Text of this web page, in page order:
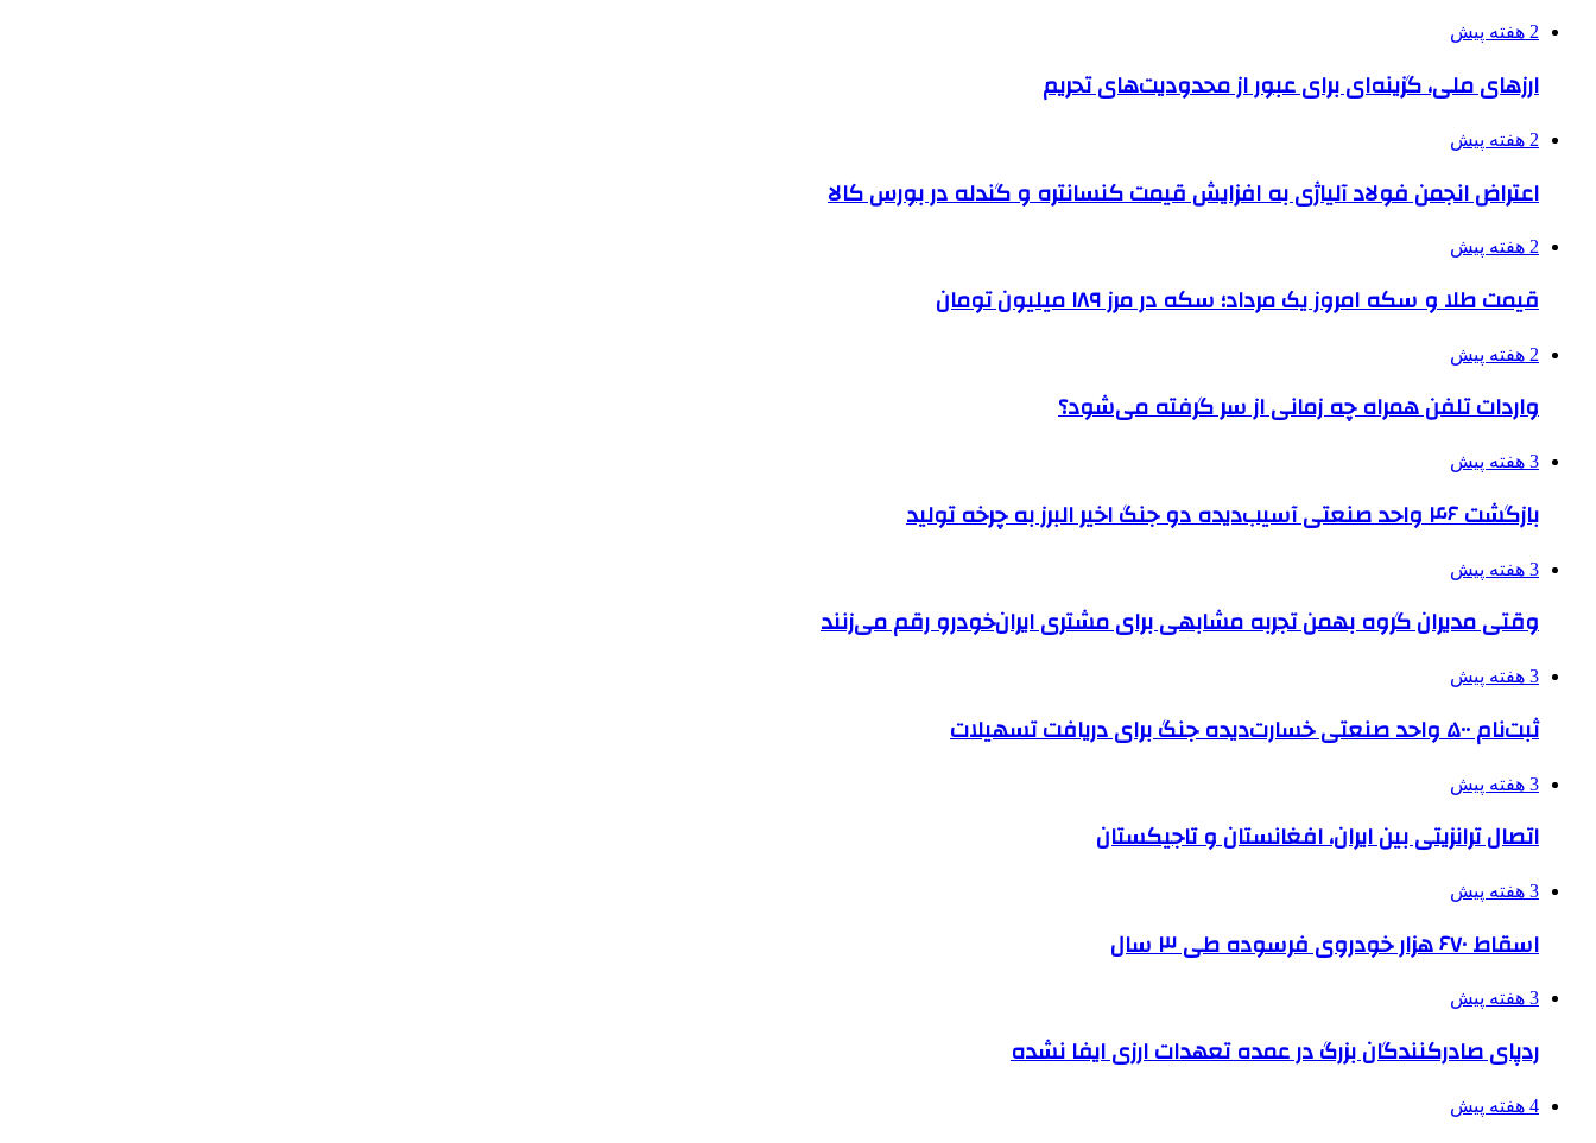
2 هفته پیش
ارزهای ملی، گزینه‌ای برای عبور از محدودیت‌های تحریم
2 هفته پیش
اعتراض انجمن فولاد آلیاژی به افزایش قیمت کنسانتره و گندله در بورس کالا
2 هفته پیش
قیمت طلا و سکه امروز یک مرداد؛ سکه در مرز ۱۸۹ میلیون تومان
2 هفته پیش
واردات تلفن همراه چه زمانی از سر گرفته می‌شود؟
3 هفته پیش
بازگشت ۴۶ واحد صنعتی آسیب‌دیده دو جنگ اخیر البرز به چرخه تولید
3 هفته پیش
وقتی مدیران گروه بهمن تجربه مشابهی برای مشتری ایران‌خودرو رقم می‌زنند
3 هفته پیش
ثبت‌نام ۵۰۰ واحد صنعتی خسارت‌دیده جنگ برای دریافت تسهیلات
3 هفته پیش
اتصال ترانزیتی بین ایران، افغانستان و تاجیکستان
3 هفته پیش
اسقاط ۶۷۰ هزار خودروی فرسوده طی ۳ سال
3 هفته پیش
ردپای صادرکنندگان بزرگ در عمده تعهدات ارزی ایفا نشده
4 هفته پیش